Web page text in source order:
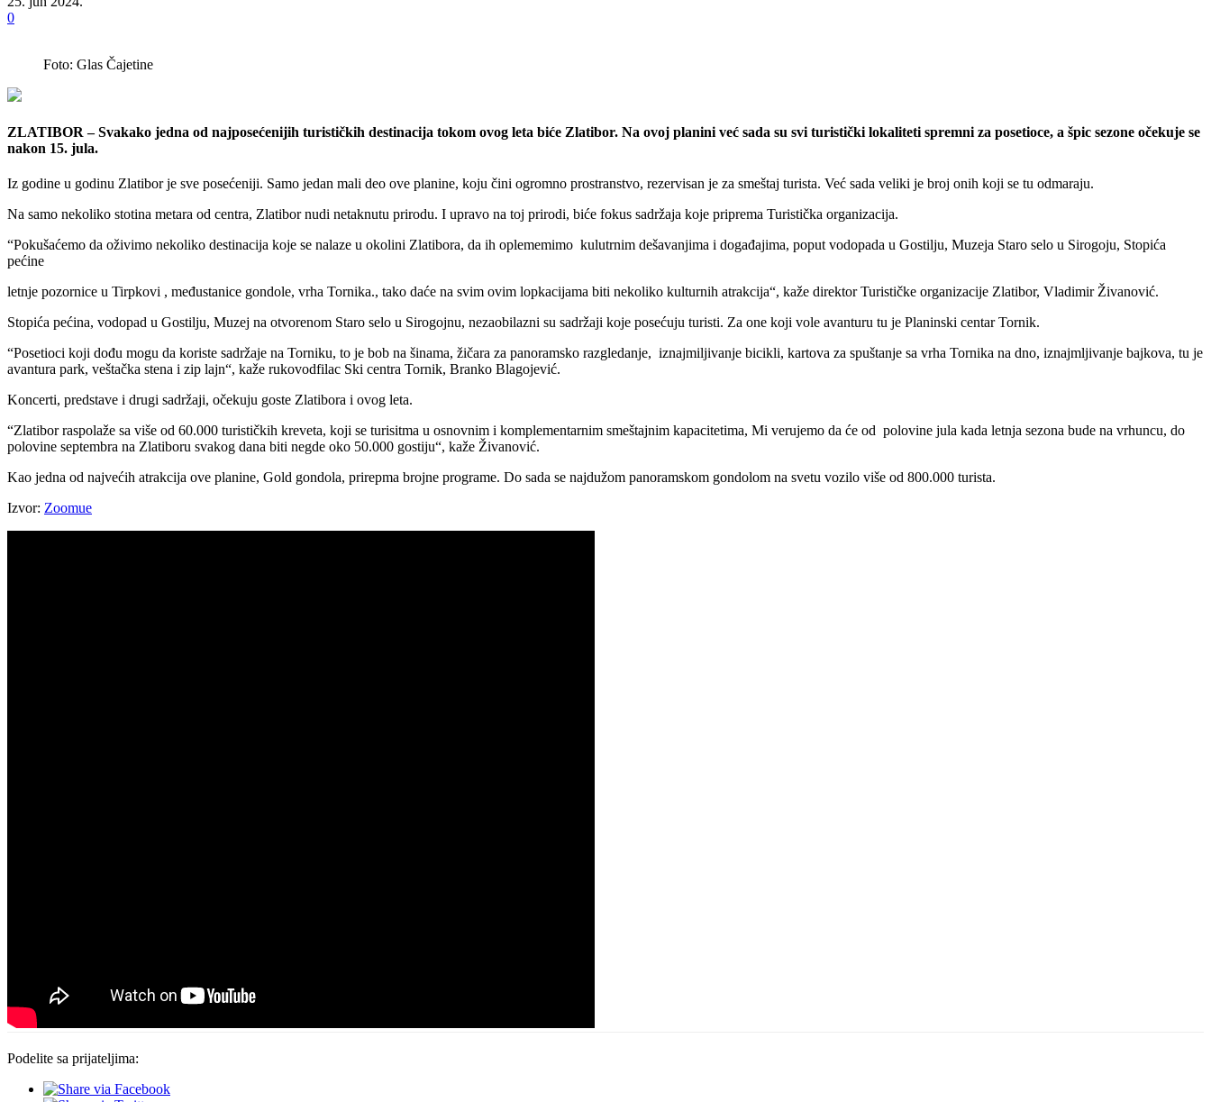
0
Foto: Glas Čajetine
ZLATIBOR – Svakako jedna od najposećenijih turističkih destinacija tokom ovog leta biće Zlatibor. Na ovoj planini već sada su svi turistički lokaliteti spremni za posetioce, a špic sezone očekuje se
nakon 15. jula.
Iz godine u godinu Zlatibor je sve posećeniji. Samo jedan mali deo ove planine, koju čini ogromno prostranstvo, rezervisan je za smeštaj turista. Već sada veliki je broj onih koji se tu odmaraju.
Na samo nekoliko stotina metara od centra, Zlatibor nudi netaknutu prirodu. I upravo na toj prirodi, biće fokus sadržaja koje priprema Turistička organizacija.
“Pokušaćemo da oživimo nekoliko destinacija koje se nalaze u okolini Zlatibora, da ih oplememimo kulutrnim dešavanjima i događajima, poput vodopada u Gostilju, Muzeja Staro selo u Sirogoju, Stopića
pećine
letnje pozornice u Tirpkovi , međustanice gondole, vrha Tornika., tako daće na svim ovim lopkacijama biti nekoliko kulturnih atrakcija“, kaže direktor Turističke organizacije Zlatibor, Vladimir Živanović.
Stopića pećina, vodopad u Gostilju, Muzej na otvorenom Staro selo u Sirogojnu, nezaobilazni su sadržaji koje posećuju turisti. Za one koji vole avanturu tu je Planinski centar Tornik.
“Posetioci koji dođu mogu da koriste sadržaje na Torniku, to je bob na šinama, žičara za panoramsko razgledanje, iznajmiljivanje bicikli, kartova za spuštanje sa vrha Tornika na dno, iznajmljivanje bajkova, tu je
avantura park, veštačka stena i zip lajn“, kaže rukovodfilac Ski centra Tornik, Branko Blagojević.
Koncerti, predstave i drugi sadržaji, očekuju goste Zlatibora i ovog leta.
“Zlatibor raspolaže sa više od 60.000 turističkih kreveta, koji se turisitma u osnovnim i komplementarnim smeštajnim kapacitetima, Mi verujemo da će od polovine jula kada letnja sezona bude na vrhuncu, do
polovine septembra na Zlatiboru svakog dana biti negde oko 50.000 gostiju“, kaže Živanović.
Kao jedna od najvećih atrakcija ove planine, Gold gondola, prirepma brojne programe. Do sada se najdužom panoramskom gondolom na svetu vozilo više od 800.000 turista.
Izvor: Zoomue
Podelite sa prijateljima: